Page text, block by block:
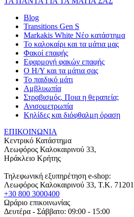
Blog
Transitions Gen S
Markakis White Νέο κατάστημα
Το καλοκαίρι και τα μάτια μας
Φακοί επαφής
Εφαρμογή φακών επαφής
Ο Η/Υ και τα μάτια σας
Το παιδικό μάτι
Αμβλυωπία
Στραβισμός. Ποια η θεραπεία;
Ανισομετρωπία
Κηλίδες και διόφθαλμη όραση
ΕΠΙΚΟΙΝΩΝΙΑ
Κεντρικό Κατάστημα
Λεωφόρος Καλοκαιρινού 33,
Ηράκλειο Κρήτης
Τηλεφωνική εξυπηρέτηση e-shop:
Λεωφόρος Καλοκαιρινού 33, T.K. 71201
+30 800 3000400
Ωράριο επικοινωνίας
Δευτέρα - Σάββατο: 09:00 - 15:00